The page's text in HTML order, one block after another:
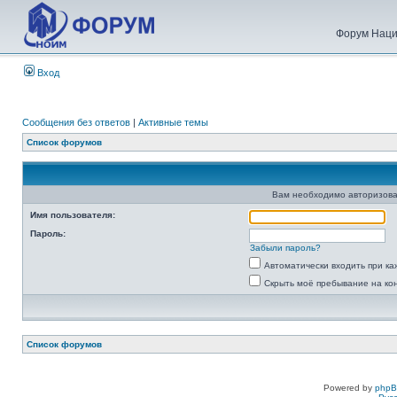
Форум
Вход
Сообщения без ответов | Активные темы
Список форумов
Вам необходимо
Имя пользователя:
Пароль:
Забыли пароль?
Автоматически входить при
Скрыть моё пребывание на
Список форумов
Powered by